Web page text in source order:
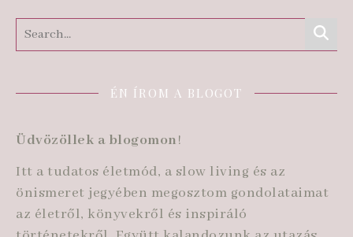
ÉN ÍROM A BLOGOT
Üdvözöllek a blogomon!
Itt a tudatos életmód, a slow living és az
önismeret jegyében megosztom gondolataimat
az életről, könyvekről és inspiráló